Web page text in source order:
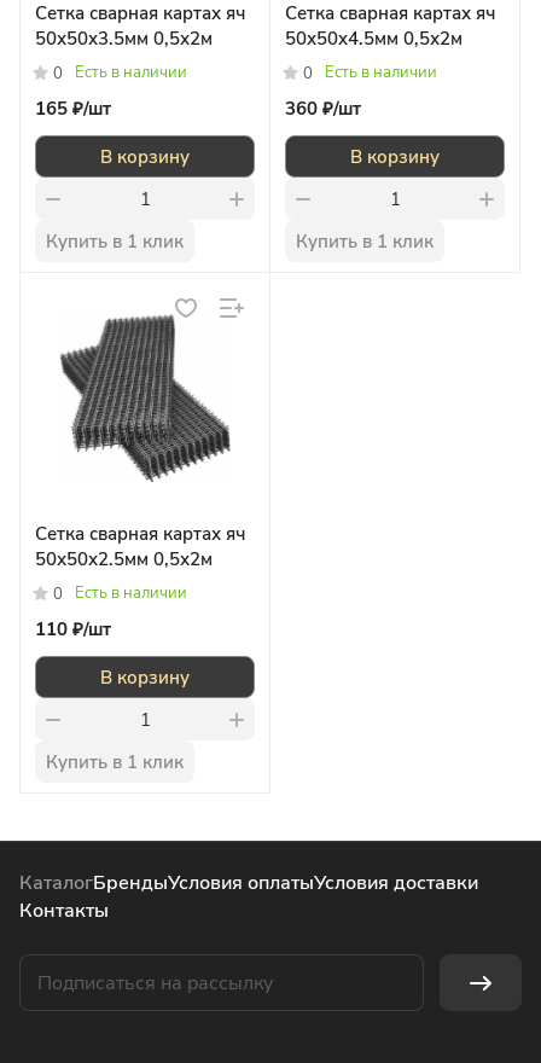
Сетка сварная картах яч
50х50х3.5мм 0,5х2м
0 Есть в наличии
165 ₽/шт
В корзину
Купить в 1 клик
Сетка сварная картах яч
50х50х4.5мм 0,5х2м
0 Есть в наличии
360 ₽/шт
В корзину
Купить в 1 клик
Сетка сварная картах яч
50х50х2.5мм 0,5х2м
0 Есть в наличии
110 ₽/шт
В корзину
Купить в 1 клик
КаталогБрендыУсловия оплатыУсловия доставки
Контакты